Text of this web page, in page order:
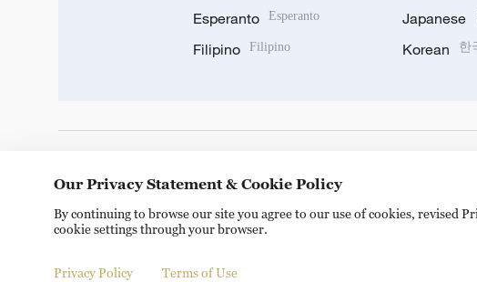
Esperanto Esperanto
Filipino Filipino
Japanese
Korean 한
Copyright © 2024 CGTN. 京ICP备20000184号
Our Privacy Statement & Cookie Policy
By continuing to browse our site you agree to our use of cookies, revised
cookie settings through your browser.
Privacy Policy Terms of Use